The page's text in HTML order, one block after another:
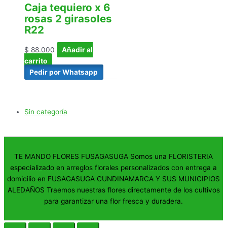
Caja tequiero x 6
rosas 2 girasoles
R22
$ 88.000
Añadir al
carrito
Pedir por Whatsapp
Sin categoría
TE MANDO FLORES FUSAGASUGA Somos una FLORISTERIA
especializado en arreglos florales personalizados con entrega a
domicilio en FUSAGASUGA CUNDINAMARCA Y SUS MUNICIPIOS
ALEDAÑOS Traemos nuestras flores directamente de los cultivos
para garantizar una flor fresca y duradera.